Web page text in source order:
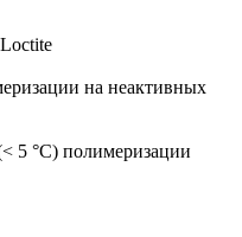
на неактивных
5 °C) полимеризации